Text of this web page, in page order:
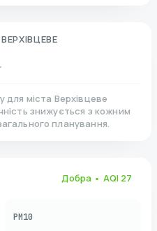
ВЕРХІВЦЕВЕ
для міста Верхівцеве
знижується з кожним
планування.
Добра • AQI 27
PM10